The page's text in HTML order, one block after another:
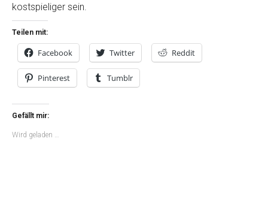
kostspieliger sein.
Teilen mit:
Facebook Twitter Reddit
Pinterest Tumblr
Gefällt mir:
Wird geladen …